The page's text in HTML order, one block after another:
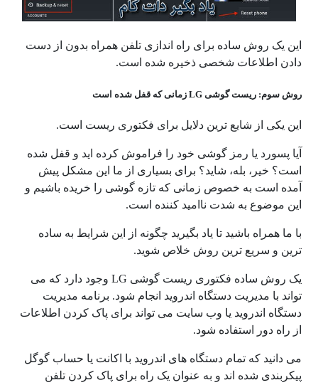
این یک روش ساده برای راه اندازی تلفن همراه بدون از دست
دادن اطلاعات شخصی ذخیره شده است.
روش سوم: ریست گوشی LG زمانی که قفل شده است
این یکی از شایع ترین دلایل برای فکتوری ریست است.
آیا پسورد یا رمز گوشی خود را فراموش کرده اید و قفل شده
است؟ خیر، بله، شاید؟ برای بسیاری از ما این مشکل پیش
آمده است به خصوص زمانی که تازه گوشی را خریده باشیم و
این موضوع به شدت ناامید کننده است.
با ما همراه باشید تا یاد بگیرید چگونه از این شرایط به ساده
ترین و سریع ترین روش خلاص شوید.
یک روش ساده فکتوری ریست گوشی LG وجود دارد که می
تواند با مدیریت دستگاه اندروید انجام شود. برنامه مدیریت
دستگاه اندروید یا وب سایت می تواند برای پاک کردن اطلاعات
از راه دور استفاده شود.
می دانید که تمام دستگاه های اندروید با اکانت یا حساب گوگل
پیکربندی شده اند و به عنوان یک راه برای پاک کردن تلفن